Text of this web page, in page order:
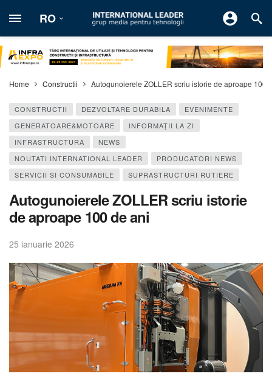
RO
Home Constructii Autogunoierele ZOLLER scriu istorie de aproape 100
CONSTRUCTII DEZVOLTARE DURABILA
EVENIMENTE
GENERATOARE&MOTOARE
INFORMAŢII LA ZI
INFRASTRUCTURA
NEWS
NOUTATI INTERNATIONAL LEADER
PRODUCATORI NEWS
SERVICII SI CONSUMABILE
SUPRASTRUCTURI RUTIERE
Autogunoierele ZOLLER scriu istorie
de aproape 100 de ani
25 ianuarie 2026